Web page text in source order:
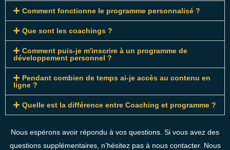
Comment fonctionne le programme personnalisé ?
Que sont les coachings ?
Comment puis-je m'inscrire à un programme de
développement personnel ?
Pendant combien de temps ai-je accès au contenu en
ligne ?​
Quelle est la différence entre Coaching et programme ?​
Nous espérons avoir répondu à vos questions. Si vous avez des
questions supplémentaires, n’hésitez pas à nous contacter. Nous